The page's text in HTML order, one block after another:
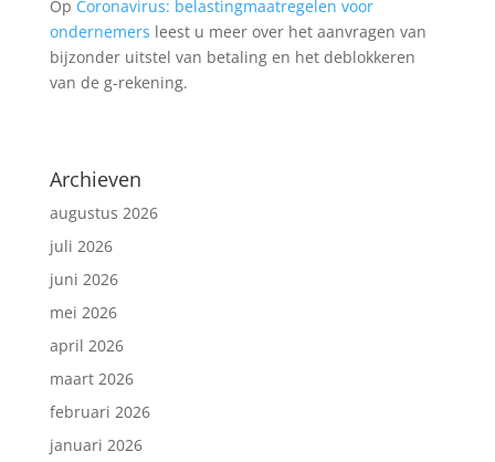
Op Coronavirus: belastingmaatregelen voor
ondernemers leest u meer over het aanvragen van
bijzonder uitstel van betaling en het deblokkeren
van de g-rekening.
Archieven
augustus 2026
juli 2026
juni 2026
mei 2026
april 2026
maart 2026
februari 2026
januari 2026